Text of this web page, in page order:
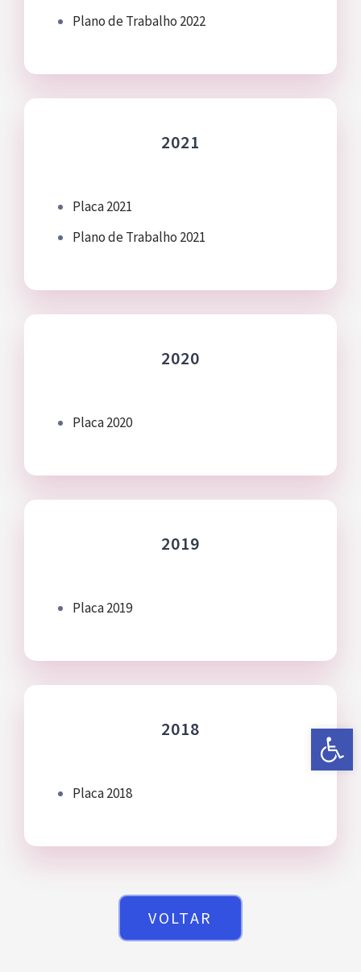
Abrir a
Canal de Ética
Plano de Trabalho 2022
2021
Placa 2021
Plano de Trabalho 2021
2020
Placa 2020
2019
Placa 2019
2018
Placa 2018
VOLTAR